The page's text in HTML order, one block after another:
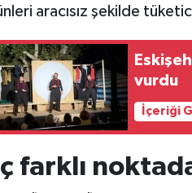
aracısız şekilde
vurdu
İçeriği
farklı